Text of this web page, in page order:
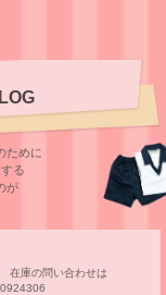
ために
る
が
問い合わせは